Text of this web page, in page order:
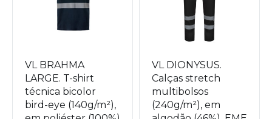
VL BRAHMA
LARGE. T-shirt
técnica bicolor
bird-eye (140g/m²),
VL DIONYSUS.
Calças stretch
multibolsos
(240g/m²), em